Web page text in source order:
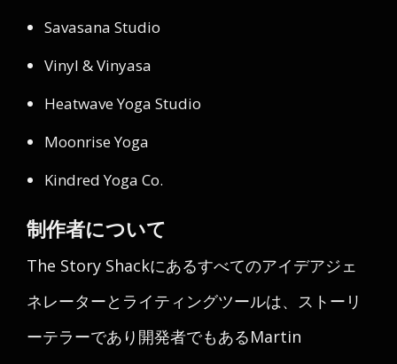
Savasana Studio
Vinyl & Vinyasa
Heatwave Yoga Studio
Moonrise Yoga
Kindred Yoga Co.
制作者について
The Story Shackにあるすべてのアイデアジェ
ネレーターとライティングツールは、ストーリ
ーテラーであり開発者でもあるMartin